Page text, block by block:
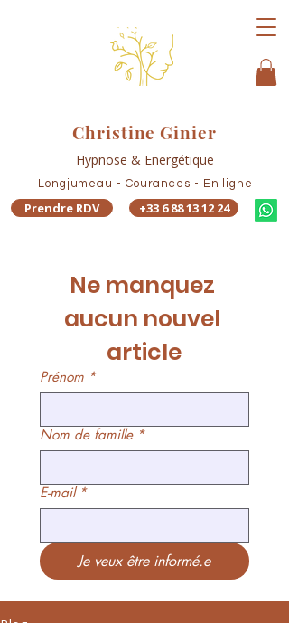
Christine Ginier
Hypnose & Energétique
Longjumeau - Courances - En ligne
Prendre RDV +33 6 88 13 12 24
Ne manquez
aucun nouvel
article
Prénom *
Nom de famille *
E-mail *
Je veux être informé.e